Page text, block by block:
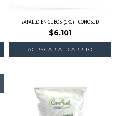
ZAPALLO EN CUBOS (1KG) - CONOSUD
$6.101
AGREGAR AL CARRITO